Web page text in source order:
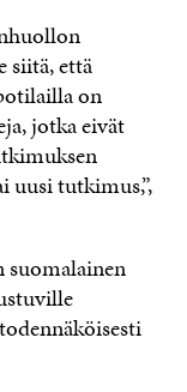
siitä, että
on
jotka eivät
uusi tutkimus,”,
suomalainen